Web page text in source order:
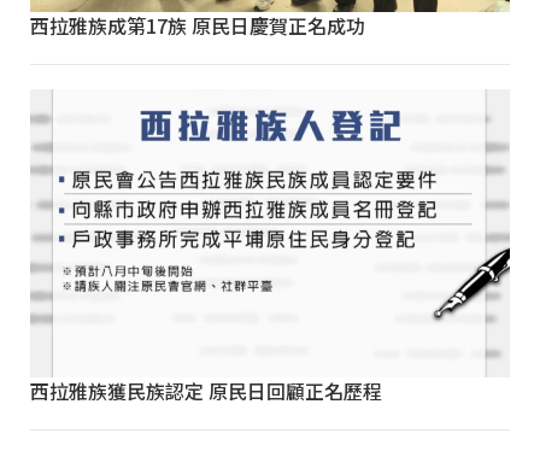
西拉雅族成第17族 原民日慶賀正名成功
西拉雅族獲民族認定 原民日回顧正名歷程